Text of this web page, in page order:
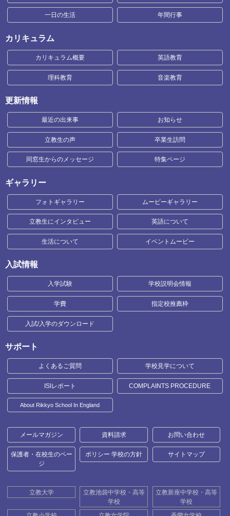
一日の生活 年間行事
カリキュラム
カリキュラム概要 英語教育
理科教育 音楽教育
更新情報
最近の出来事 お知らせ
立教生の声 卒業生訪問
同窓生からのメッセージ 特集ページ
ギャラリー
フォトギャラリー ムービーギャラリー
立教生にインタビュー 英語について
生活について イベントムービー
入試情報
入学試験 学校説明会情報
学費 指定校推薦枠
入試/入学のダウンロード
サポート
よくあるご質問 学校見学について
ISIレポート COMPLAINTS PROCEDURE
About Rikkyo School In England
メールマガジン 資料請求 お問い合わせ
保護者・在校生のペー
ジ
ポリシー 学校の方針 サイトマップ
立教大学
立教池袋中学校・高等
学校
立教新座中学校・高等
学校